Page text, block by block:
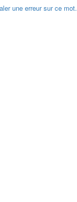
une erreur sur ce mot.